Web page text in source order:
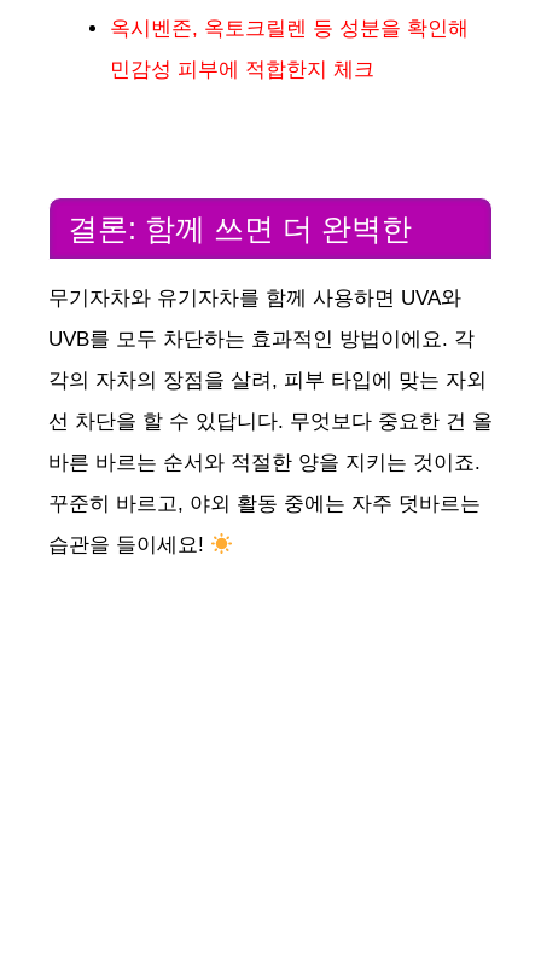
옥시벤존, 옥토크릴렌 등 성분을 확인해
민감성 피부에 적합한지 체크
결론: 함께 쓰면 더 완벽한
무기자차와 유기자차를 함께 사용하면 UVA와
UVB를 모두 차단하는 효과적인 방법이에요. 각
각의 자차의 장점을 살려, 피부 타입에 맞는 자외
선 차단을 할 수 있답니다. 무엇보다 중요한 건 올
바른 바르는 순서와 적절한 양을 지키는 것이죠.
꾸준히 바르고, 야외 활동 중에는 자주 덧바르는
습관을 들이세요!